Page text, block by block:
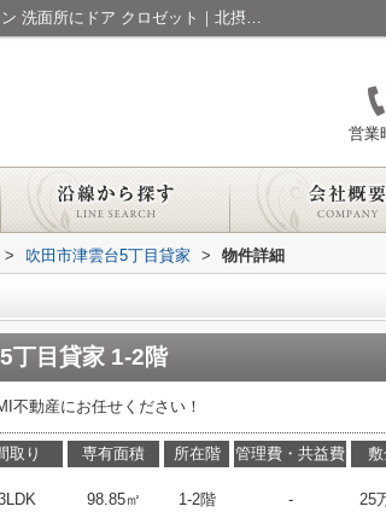
吹田市津雲台5丁目貸家｜駅徒歩10分以内 給湯 カウンターキッチン 洗面所にドア クロゼット｜北摂の賃貸｜KIWAMI不動産
営業
> 吹田市津雲台5丁目貸家 > 物件詳細
丁目貸家 1-2階
不動産にお任せください！
取り 専有面積
98.85㎡
所在階
1-2階
管理費・共益費
- 25